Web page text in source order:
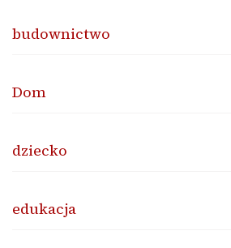
budownictwo
Dom
dziecko
edukacja